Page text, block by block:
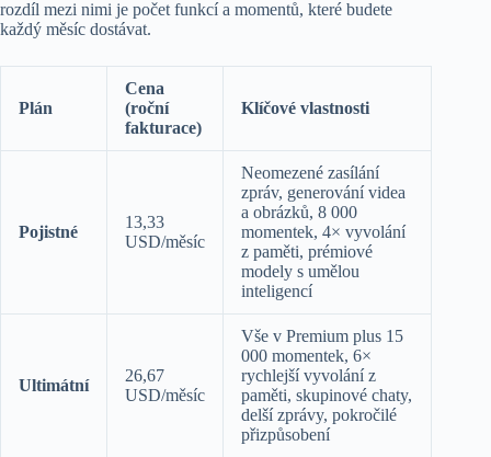
rozdíl mezi nimi je počet funkcí a momentů, které budete
každý měsíc dostávat.
Plán
Cena
(roční
fakturace)
Klíčové vlastnosti
Pojistné
13,33
USD/měsíc
Neomezené zasílání
zpráv, generování videa
a obrázků, 8 000
momentek, 4× vyvolání
z paměti, prémiové
modely s umělou
inteligencí
Ultimátní
26,67
USD/měsíc
Vše v Premium plus 15
000 momentek, 6×
rychlejší vyvolání z
paměti, skupinové chaty,
delší zprávy, pokročilé
přizpůsobení